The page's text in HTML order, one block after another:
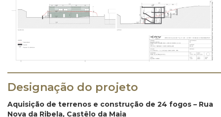
Designação do projeto
Aquisição de terrenos e construção de 24 fogos – Rua
Nova da Ribela, Castêlo da Maia